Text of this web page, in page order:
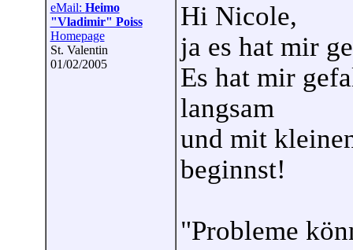
eMail: Heimo
"Vladimir" Poiss
Homepage
St. Valentin
01/02/2005
Hi Nicole,
ja es hat mir
Es hat mir
langsam
und mit
beginnst!
"Probleme